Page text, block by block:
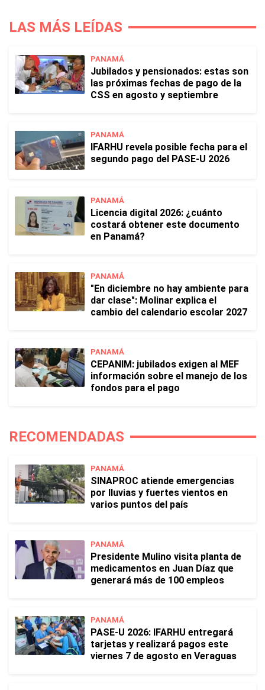
LAS MÁS LEÍDAS
PANAMÁ
Jubilados y pensionados: estas son
las próximas fechas de pago de la
CSS en agosto y septiembre
PANAMÁ
IFARHU revela posible fecha para el
segundo pago del PASE-U 2026
PANAMÁ
Licencia digital 2026: ¿cuánto
costará obtener este documento
en Panamá?
PANAMÁ
"En diciembre no hay ambiente para
dar clase": Molinar explica el
cambio del calendario escolar 2027
PANAMÁ
CEPANIM: jubilados exigen al MEF
información sobre el manejo de los
fondos para el pago
RECOMENDADAS
PANAMÁ
SINAPROC atiende emergencias
por lluvias y fuertes vientos en
varios puntos del país
PANAMÁ
Presidente Mulino visita planta de
medicamentos en Juan Díaz que
generará más de 100 empleos
PANAMÁ
PASE-U 2026: IFARHU entregará
tarjetas y realizará pagos este
viernes 7 de agosto en Veraguas